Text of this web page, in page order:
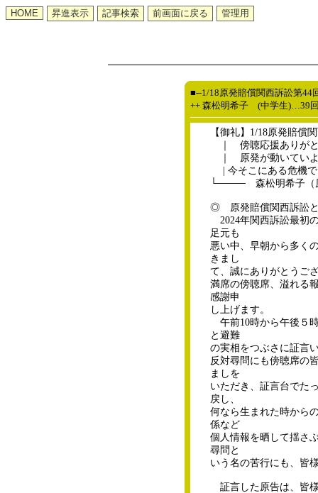
■--1/18原発賠償関西訴訟第44
++ 森松明希子 (中学生)…39
【御礼】1/18原発賠償
｜ 傍聴応援ありがと
｜ 原発が動いていよ
| 今そこにある危機で
└──── 森松明希子（
◎ 原発賠償関西訴訟と
2024年関西訴訟最初
足元も
悪い中、早朝から多く
きまし
て、誠にありがとうご
満席の傍聴席、溢れる
感謝申
し上げます。
午前10時から午後５
と避難
の実相をつぶさに証言
反対尋問にも傍聴席の
ましを
いただき、証言台でた
戻し、
何なら生まれた時から
係など
個人情報を晒して揺さ
尋問と
いう名の苦行にも、皆
証言した原告は、皆